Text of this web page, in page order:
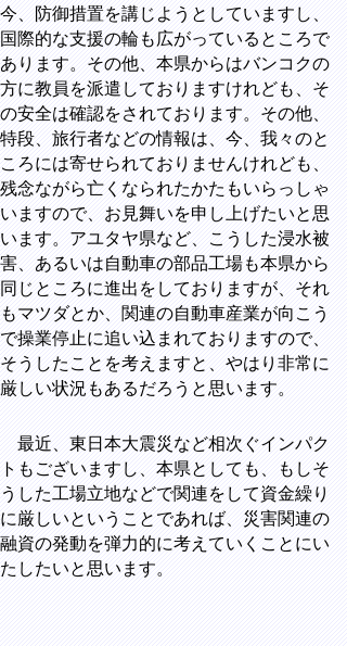
今、防御措置を講じようとしていますし、
国際的な支援の輪も広がっているところで
あります。その他、本県からはバンコクの
方に教員を派遣しておりますけれども、そ
の安全は確認をされております。その他、
特段、旅行者などの情報は、今、我々のと
ころには寄せられておりませんけれども、
残念ながら亡くなられたかたもいらっしゃ
いますので、お見舞いを申し上げたいと思
います。アユタヤ県など、こうした浸水被
害、あるいは自動車の部品工場も本県から
同じところに進出をしておりますが、それ
もマツダとか、関連の自動車産業が向こう
で操業停止に追い込まれておりますので、
そうしたことを考えますと、やはり非常に
厳しい状況もあるだろうと思います。
最近、東日本大震災など相次ぐインパク
トもございますし、本県としても、もしそ
うした工場立地などで関連をして資金繰り
に厳しいということであれば、災害関連の
融資の発動を弾力的に考えていくことにい
たしたいと思います。